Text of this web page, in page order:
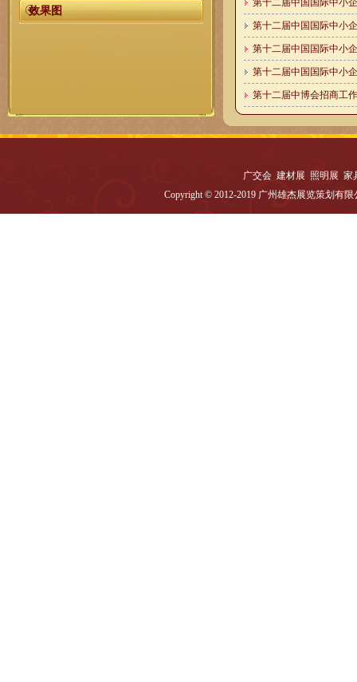
效果图
第十二届中国国际中小
第十二届中国国际中小
第十二届中国国际中小
第十二届中国国际中小
第十二届中博会招商工
广交会 建材展 照明展 家
Copyright © 2012-2019 广州雄杰展览策划有